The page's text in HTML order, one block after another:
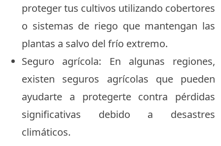
proteger tus cultivos utilizando cobertores
o sistemas de riego que mantengan las
plantas a salvo del frío extremo.
Seguro agrícola: En algunas regiones,
existen seguros agrícolas que pueden
ayudarte a protegerte contra pérdidas
significativas debido a desastres
climáticos.